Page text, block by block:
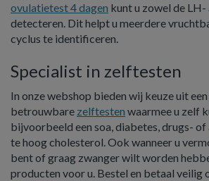
ovulatietest 4 dagen kunt u zowel de
detecteren. Dit helpt u meerdere
cyclus te identificeren.
Specialist in zelftesten
In onze webshop bieden wij keuze uit
betrouwbare zelftesten waarmee u zelf
bijvoorbeeld een soa, diabetes, drugs-
te hoog cholesterol. Ook wanneer u
bent of graag zwanger wilt worden
producten voor u. Bestel en betaal veilig